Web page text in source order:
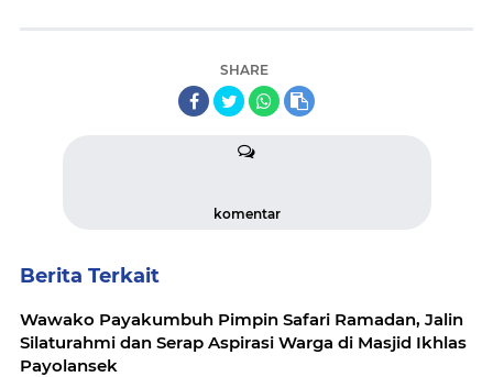
SHARE
komentar
Berita Terkait
Wawako Payakumbuh Pimpin Safari Ramadan, Jalin
Silaturahmi dan Serap Aspirasi Warga di Masjid Ikhlas
Payolansek